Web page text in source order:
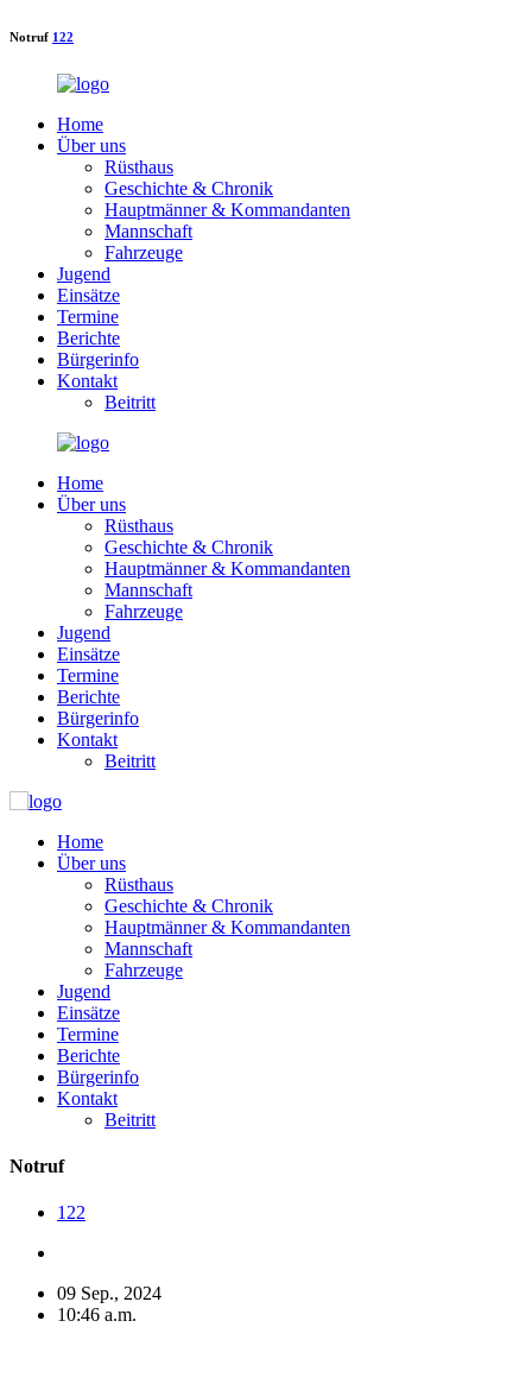
Notruf 122
Home
Über uns
Rüsthaus
Geschichte & Chronik
Hauptmänner & Kommandanten
Mannschaft
Fahrzeuge
Jugend
Einsätze
Termine
Berichte
Bürgerinfo
Kontakt
Beitritt
Home
Über uns
Rüsthaus
Geschichte & Chronik
Hauptmänner & Kommandanten
Mannschaft
Fahrzeuge
Jugend
Einsätze
Termine
Berichte
Bürgerinfo
Kontakt
Beitritt
Home
Über uns
Rüsthaus
Geschichte & Chronik
Hauptmänner & Kommandanten
Mannschaft
Fahrzeuge
Jugend
Einsätze
Termine
Berichte
Bürgerinfo
Kontakt
Beitritt
Notruf
122
09 Sep., 2024
10:46 a.m.